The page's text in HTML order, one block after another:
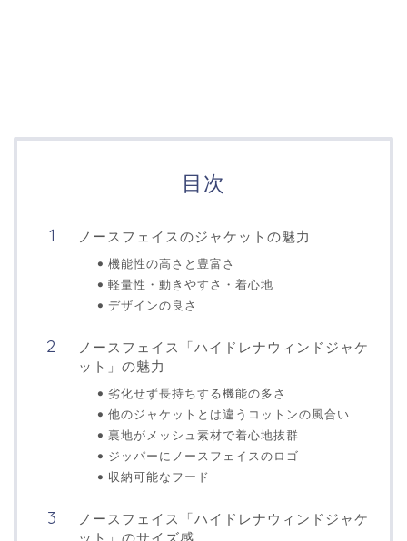
目次
ノースフェイスのジャケットの魅力
機能性の高さと豊富さ
軽量性・動きやすさ・着心地
デザインの良さ
ノースフェイス「ハイドレナウィンドジャケ
ット」の魅力
劣化せず長持ちする機能の多さ
他のジャケットとは違うコットンの風合い
裏地がメッシュ素材で着心地抜群
ジッパーにノースフェイスのロゴ
収納可能なフード
ノースフェイス「ハイドレナウィンドジャケ